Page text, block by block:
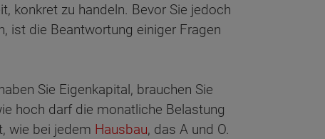
konkret zu handeln. Bevor Sie jedoch
ist die Beantwortung einiger Fragen
Sie Eigenkapital, brauchen Sie
hoch darf die monatliche Belastung
wie bei jedem Hausbau, das A und O.